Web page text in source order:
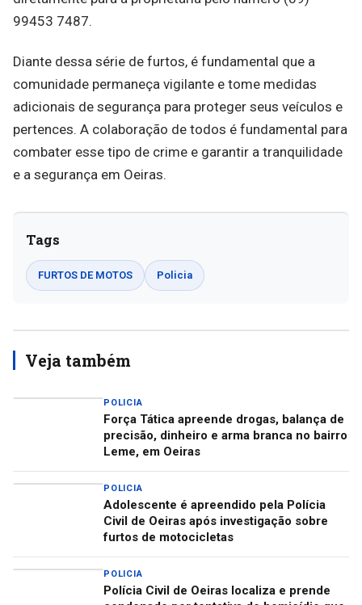
99453 7487.
Diante dessa série de furtos, é fundamental que a
comunidade permaneça vigilante e tome medidas
adicionais de segurança para proteger seus veículos e
pertences. A colaboração de todos é fundamental para
combater esse tipo de crime e garantir a tranquilidade
e a segurança em Oeiras.
Tags
FURTOS DE MOTOS Policia
Veja também
POLICIA
Força Tática apreende drogas, balança de
precisão, dinheiro e arma branca no bairro
Leme, em Oeiras
POLICIA
Adolescente é apreendido pela Polícia
Civil de Oeiras após investigação sobre
furtos de motocicletas
POLICIA
Polícia Civil de Oeiras localiza e prende